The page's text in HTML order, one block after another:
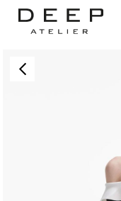
Anasayfa TÜM ELBİSELER